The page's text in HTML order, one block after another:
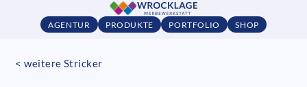
AGENTUR PRODUKTE PORTFOLIO SHOP
< weitere Stricker